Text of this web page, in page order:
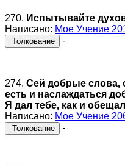
270. Испытывайте
Написано: Мое Учение
Толкование -
274. Сей добрые слова,
есть и наслаждаться
Я дал тебе, как и обещал
Написано: Мое Учение
Толкование -